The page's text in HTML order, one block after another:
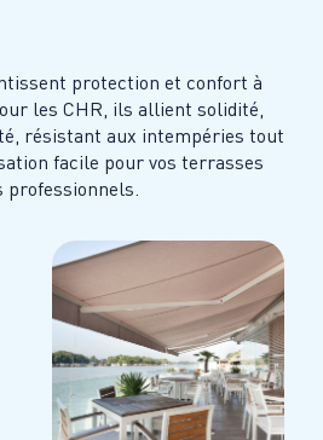
protection et confort à
les CHR, ils allient solidité,
résistant aux intempéries tout
facile pour vos terrasses
professionnels.